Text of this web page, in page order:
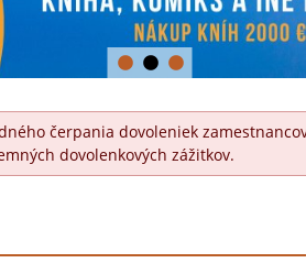
1 2 3
čerpania dovoleniek
dovolenkových zážitkov.